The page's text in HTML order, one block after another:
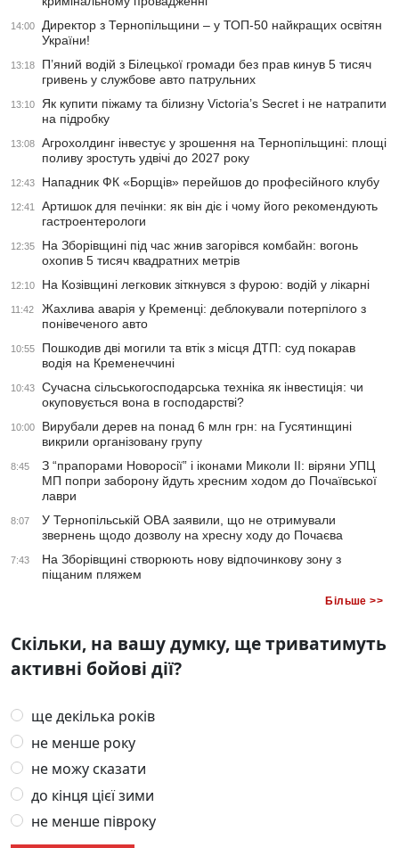
14:00
Директор з Тернопільщини – у ТОП-50 найкращих освітян
України!
13:18
П’яний водій з Білецької громади без прав кинув 5 тисяч
гривень у службове авто патрульних
13:10
Як купити піжаму та білизну Victoria’s Secret і не натрапити
на підробку
13:08
Агрохолдинг інвестує у зрошення на Тернопільщині: площі
поливу зростуть удвічі до 2027 року
12:43 Нападник ФК «Борщів» перейшов до професійного клубу
12:41
Артишок для печінки: як він діє і чому його рекомендують
гастроентерологи
12:35
На Зборівщині під час жнив загорівся комбайн: вогонь
охопив 5 тисяч квадратних метрів
12:10 На Козівщині легковик зіткнувся з фурою: водій у лікарні
11:42
Жахлива аварія у Кременці: деблокували потерпілого з
понівеченого авто
10:55
Пошкодив дві могили та втік з місця ДТП: суд покарав
водія на Кременеччині
10:43
Сучасна сільськогосподарська техніка як інвестиція: чи
окуповується вона в господарстві?
10:00
Вирубали дерев на понад 6 млн грн: на Гусятинщині
викрили організовану групу
8:45
З “прапорами Новоросії” і іконами Миколи ІІ: віряни УПЦ
МП попри заборону йдуть хресним ходом до Почаївської
лаври
8:07
У Тернопільській ОВА заявили, що не отримували
звернень щодо дозволу на хресну ходу до Почаєва
7:43
На Зборівщині створюють нову відпочинкову зону з
піщаним пляжем
Більше >>
Скільки, на вашу думку, ще триватимуть
активні бойові дії?
ще декілька років
не менше року
не можу сказати
до кінця цієї зими
не менше півроку